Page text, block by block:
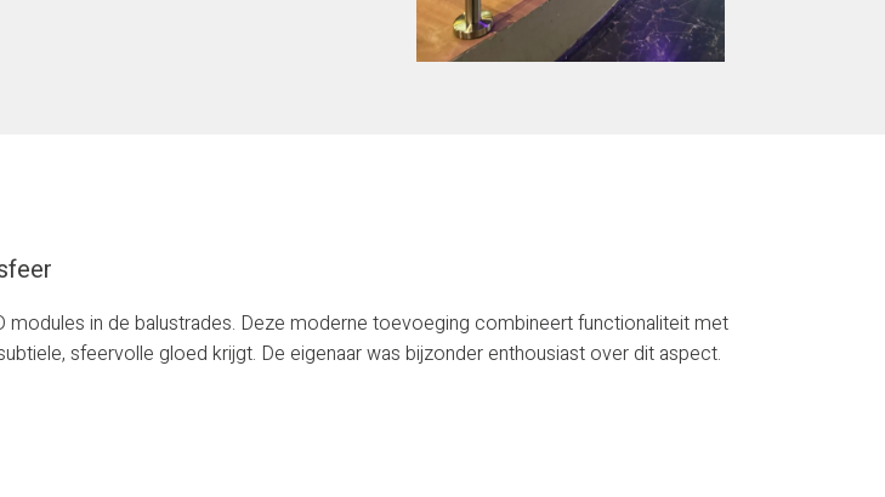
in de balustrades. Deze moderne toevoeging combineert functionaliteit met
sfeervolle gloed krijgt. De eigenaar was bijzonder enthousiast over dit aspect.